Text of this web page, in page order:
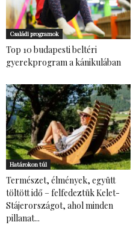
Családi programok
Top 10 budapesti beltéri
gyerekprogram a kánikulában
Határokon túl
Természet, élmények, együtt
töltött idő – felfedeztük Kelet-
Stájerországot, ahol minden
pillanat...